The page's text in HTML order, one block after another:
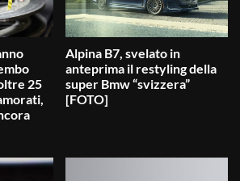
25
Alpina B7, svelato in
anteprima il restyling della
super Bmw “svizzera”
[FOTO]